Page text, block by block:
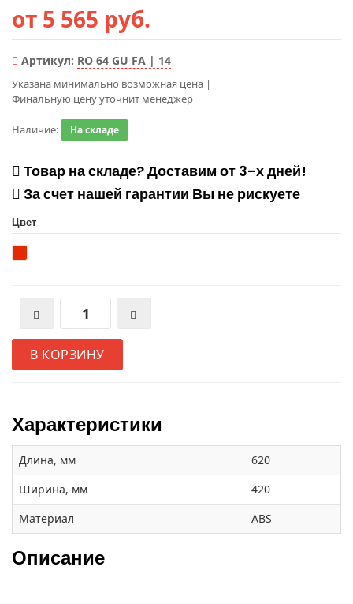
от 5 565 руб.
Артикул: RO 64 GU FA | 14
Указана минимально возможная цена |
Финальную цену уточнит менеджер
Наличие: На складе
Товар на складе? Доставим от 3-х дней!
За счет нашей гарантии Вы не рискуете
Цвет
В КОРЗИНУ
Характеристики
Длина, мм
620
Ширина, мм
420
Материал
ABS
Описание